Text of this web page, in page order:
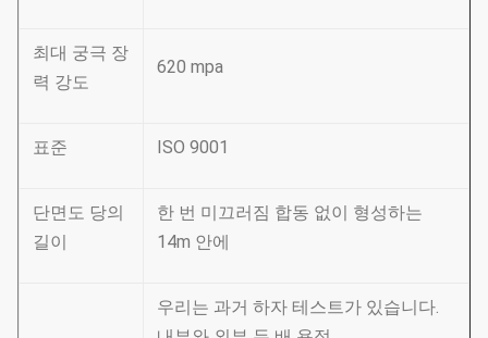
최대 궁극 장
력 강도
620 mpa
표준 ISO 9001
단면도 당의
길이
한 번 미끄러짐 합동 없이 형성하는
14m 안에
우리는 과거 하자 테스트가 있습니다.